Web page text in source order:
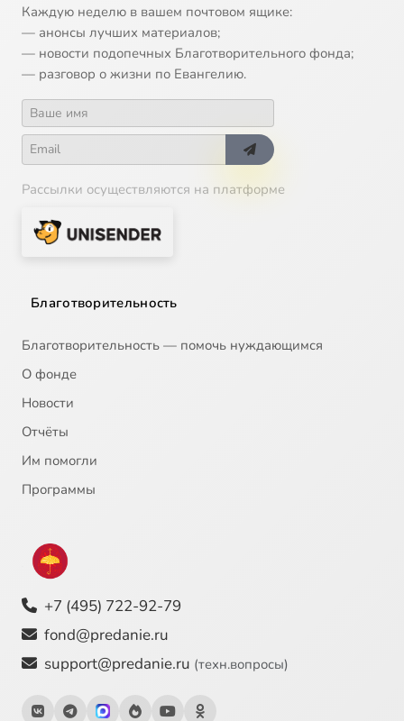
Каждую неделю в вашем почтовом ящике:
— анонсы лучших материалов;
— новости подопечных Благотворительного фонда;
— разговор о жизни по Евангелию.
Рассылки осуществляются на платформе
Благотворительность
Благотворительность — помочь нуждающимся
О фонде
Новости
Отчёты
Им помогли
Программы
+7 (495) 722-92-79
fond@predanie.ru
support@predanie.ru (техн.вопросы)